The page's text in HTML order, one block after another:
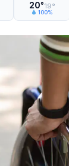
20°19°
100%